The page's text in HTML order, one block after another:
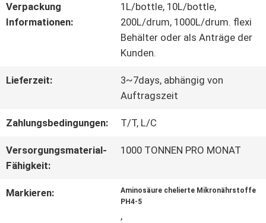
QUALITÄTSKONTROLLE
MIT
UNS
IN
VERBINDUNG
Verpackung
Informationen:
1L/bottle, 10L/bottle,
200L/drum, 1000L/drum. flexi
Behälter oder als Anträge der
Kunden.
Lieferzeit:
3~7days, abhängig von
Auftragszeit
Zahlungsbedingungen: T/T, L/C
Versorgungsmaterial-
Fähigkeit:
1000 TONNEN PRO MONAT
Markieren:
Aminosäure chelierte Mikronährstoffe
PH4-5
,